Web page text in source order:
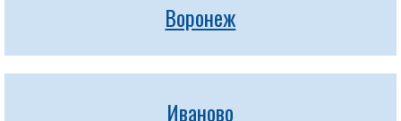
Воронеж
Иваново